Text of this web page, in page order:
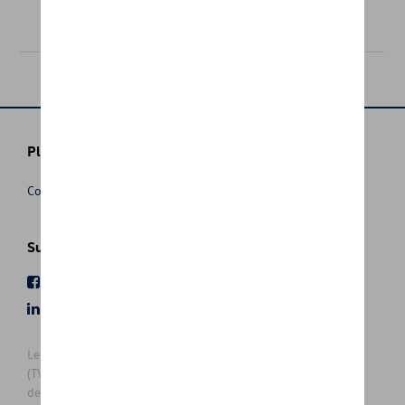
Plus d'informations
Conditions de vente
Suivez nous
Les prix affichés sur le présent site sont des prix recommandés
(TVAc), hors éventuels frais de montage. Pour connaitre le prix
de vente actuel et les éventuels frais de montage, veuillez